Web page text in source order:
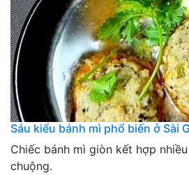
Sáu kiểu bánh mì phổ biến ở Sài
Chiếc bánh mì giòn kết hợp
chuộng.